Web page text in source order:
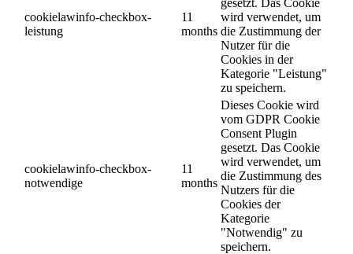
cookielawinfo-checkbox-
leistung
11
months
wird verwendet, um
die Zustimmung der
Nutzer für die
Cookies in der
Kategorie "Leistung"
zu speichern.
cookielawinfo-checkbox-
notwendige
11
months
Dieses Cookie wird
vom GDPR Cookie
Consent Plugin
gesetzt. Das Cookie
wird verwendet, um
die Zustimmung des
Nutzers für die
Cookies der
Kategorie
"Notwendig" zu
speichern.